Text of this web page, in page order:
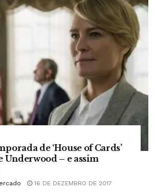
de ‘House of Cards’
Underwood – e assim
16 DE DEZEMBRO DE 2017